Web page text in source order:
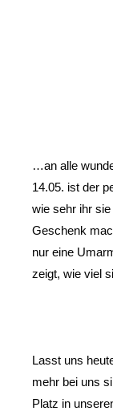
…an alle
14.05. ist der
wie sehr ihr
Geschenk
nur eine
zeigt, wie viel
Lasst uns
mehr bei uns
Platz in